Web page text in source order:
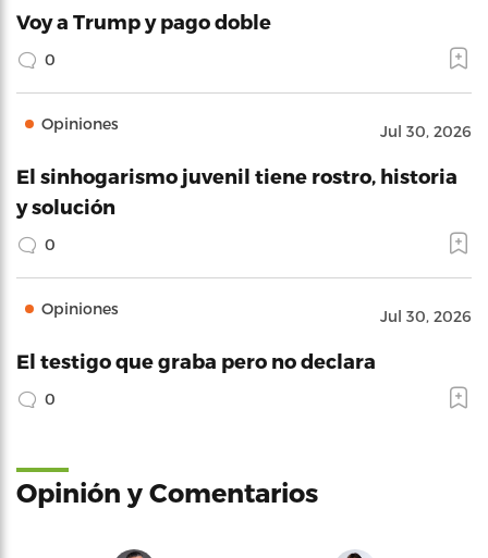
Voy a Trump y pago doble
0
Opiniones Jul 30, 2026
El sinhogarismo juvenil tiene rostro, historia
y solución
0
Opiniones Jul 30, 2026
El testigo que graba pero no declara
0
Opinión y Comentarios